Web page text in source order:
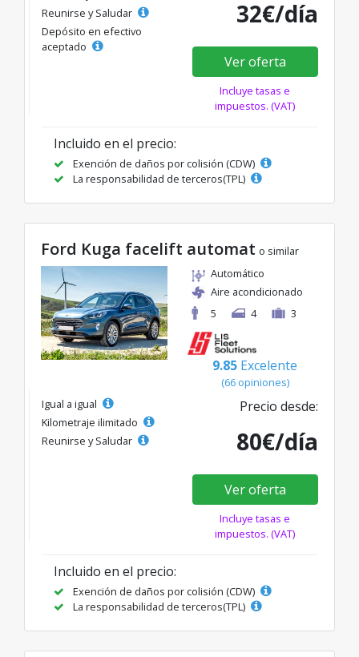
Reunirse y Saludar
Depósito en efectivo
aceptado
32€/día
Ver oferta
Incluye tasas e
impuestos. (VAT)
Incluido en el precio:
Exención de daños por colisión (CDW)
La responsabilidad de terceros(TPL)
Ford Kuga facelift automat o similar
Automático
Aire acondicionado
5
4 3
9.85 Excelente
(66 opiniones)
Igual a igual
Kilometraje ilimitado
Reunirse y Saludar
Precio desde:
80€/día
Ver oferta
Incluye tasas e
impuestos. (VAT)
Incluido en el precio:
Exención de daños por colisión (CDW)
La responsabilidad de terceros(TPL)